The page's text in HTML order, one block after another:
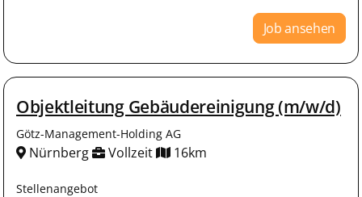
Job ansehen
Objektleitung Gebäudereinigung (m/w/d)
Götz-Management-Holding AG
Nürnberg Vollzeit 16km
Stellenangebot